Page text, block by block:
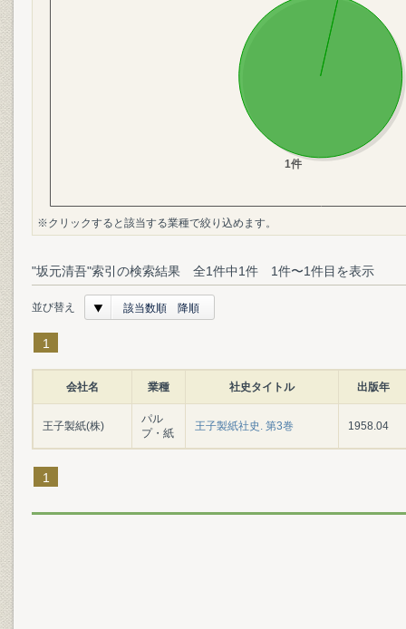
※クリックすると該当する業種で絞り込めます。
"坂元清吾"索引の検索結果 全1件中1件 1件〜1件目を表示
並び替え 該当数順 降順
1
会社名 業種 社史タイトル 出版年
王子製紙(株)
パル
プ・紙
王子製紙社史. 第3巻 1958.04
1